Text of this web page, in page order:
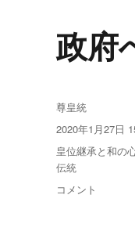
皇・
皇
承
論
質
問
主
政府
投
稿
尊皇統
投
稿
日:
2020年1月27日
カ
テ
ゴ
皇位継承と和の
伝統
政
コメント